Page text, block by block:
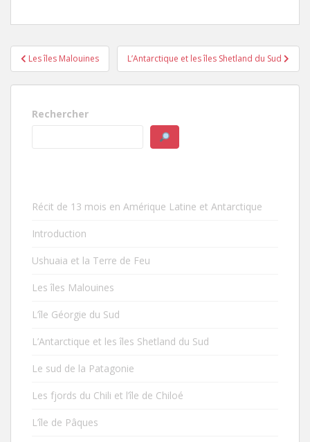
Navigation
de
l’article
Les îles Malouines L’Antarctique et les îles Shetland du Sud
Rechercher
Récit de 13 mois en Amérique Latine et Antarctique
Introduction
Ushuaia et la Terre de Feu
Les îles Malouines
L’île Géorgie du Sud
L’Antarctique et les îles Shetland du Sud
Le sud de la Patagonie
Les fjords du Chili et l’île de Chiloé
L’île de Pâques